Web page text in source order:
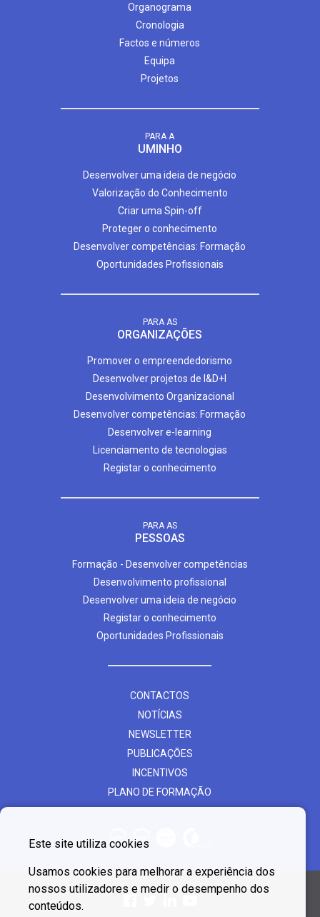
Organograma
Cronologia
Factos e números
Equipa
Projetos
PARA A
UMINHO
Desenvolver uma ideia de negócio
Valorização do Conhecimento
Criar uma Spin-off
Proteger o conhecimento
Desenvolver competências: Formação
Oportunidades Profissionais
PARA AS
ORGANIZAÇÕES
Promover o empreendedorismo
Desenvolver projetos de I&D+I
Desenvolvimento Organizacional
Desenvolver competências: Formação
Desenvolver e-learning
Licenciamento de tecnologias
Registar o conhecimento
PARA AS
PESSOAS
Formação - Desenvolver competências
Desenvolvimento profissional
Desenvolver uma ideia de negócio
Registar o conhecimento
Oportunidades Profissionais
CONTACTOS
NOTÍCIAS
NEWSLETTER
PUBLICAÇÕES
INCENTIVOS
PLANO DE FORMAÇÃO
Este site utiliza cookies
Usamos cookies para melhorar a experiência dos
nossos utilizadores e medir o desempenho dos
conteúdos.